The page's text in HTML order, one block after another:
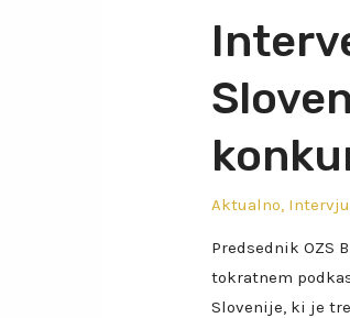
Aktualno, Intervju
Predsednik OZS
tokratnem
Slovenije, ki je